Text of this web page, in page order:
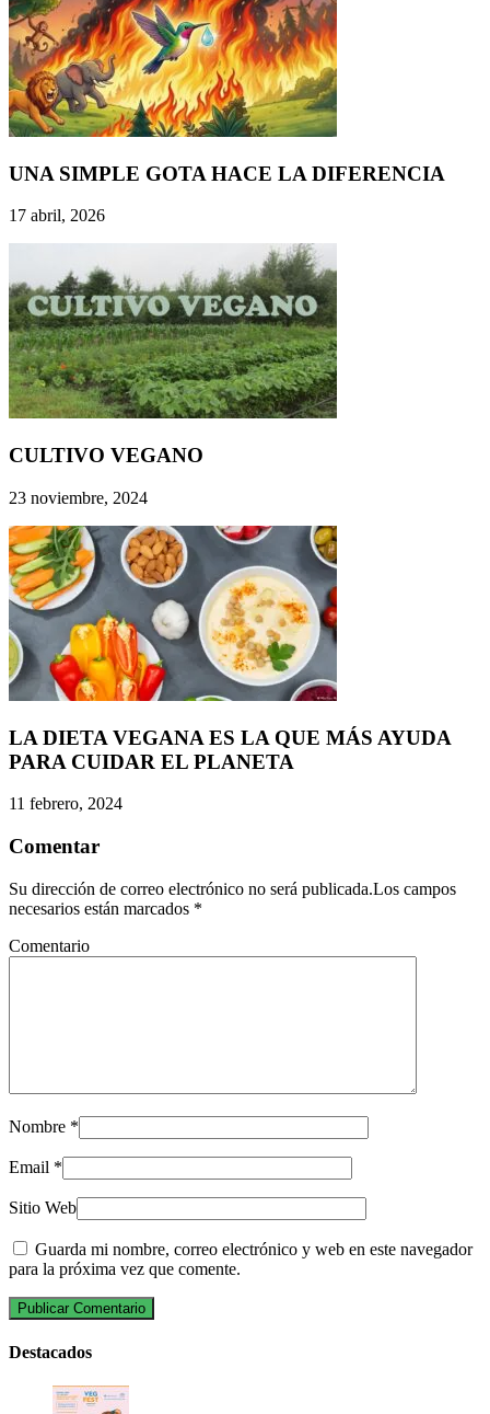
UNA SIMPLE GOTA HACE LA DIFERENCIA
17 abril, 2026
CULTIVO VEGANO
23 noviembre, 2024
LA DIETA VEGANA ES LA QUE MÁS AYUDA
PARA CUIDAR EL PLANETA
11 febrero, 2024
Comentar
Su dirección de correo electrónico no será publicada.Los campos
necesarios están marcados *
Comentario
Nombre *
Email *
Sitio Web
Guarda mi nombre, correo electrónico y web en este navegador
para la próxima vez que comente.
Destacados